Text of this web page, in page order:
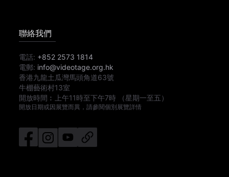
聯絡我們
電話: +852 2573 1814
電郵: info@videotage.org.hk
香港九龍土瓜灣馬頭角道63號
牛棚藝術村13室
開放時間︰
上午11時至下午7時 （星期一至五）
開放日期或因展覽而異，請參閱個別展覽詳情